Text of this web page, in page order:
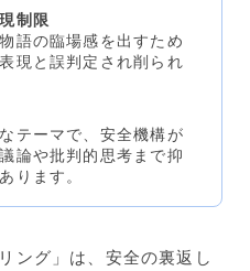
制限
語の臨場感を出すため
現と誤判定され削られ
テーマで、安全機構が
論や批判的思考まで抑
ります。
ング」は、安全の裏返し